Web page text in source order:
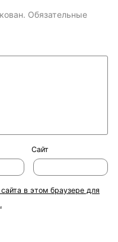
Обязательные
Сайт
в этом браузере для